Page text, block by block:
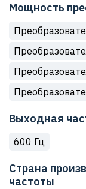
Мощность
Выходная
600 Гц
Страна
частоты